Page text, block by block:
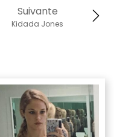
Suivante
Kidada Jones